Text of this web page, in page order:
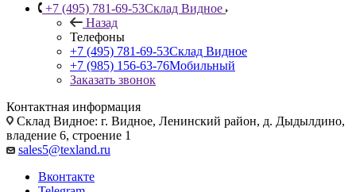
+7 (495) 781-69-53Склад Видное
Назад
Телефоны
+7 (495) 781-69-53Склад Видное
+7 (985) 156-63-76Мобильный
Заказать звонок
Контактная информация
Склад Видное: г. Видное, Ленинский район, д. Дыдылдино,
владение 6, строение 1
sales5@texland.ru
Вконтакте